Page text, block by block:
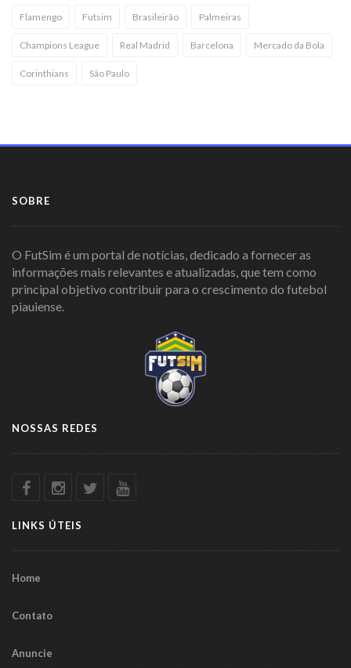
Flamengo Futsim Brasileirão Palmeiras
Champions League Real Madrid Barcelona Mercado da Bola
Corinthians São Paulo
SOBRE
O FutSim é um portal de notícias, dedicado a fornecer as
informações mais relevantes e atualizadas, que tem como
principal objetivo contribuir para o crescimento do futebol
piauiense.
NOSSAS REDES
LINKS ÚTEIS
Home
Contato
Anuncie